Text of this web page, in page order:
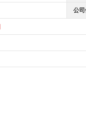
公司